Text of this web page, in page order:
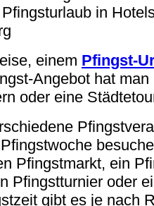
Pfingsturlaub in
einem Pfingst-
Angebot hat man
oder eine
Pfingstmarkt, ein
Pfingstturnier oder
gibt es je nach